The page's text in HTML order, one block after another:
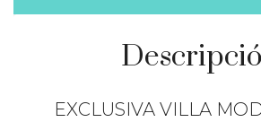
EXCLUSIVA VILLA